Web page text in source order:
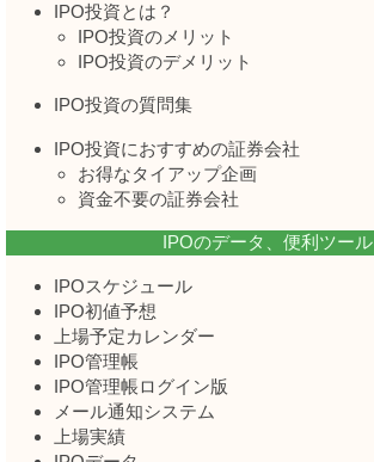
IPO投資とは？
IPO投資のメリット
IPO投資のデメリット
IPO投資の質問集
IPO投資におすすめの証券会社
お得なタイアップ企画
資金不要の証券会社
IPOのデータ、便利ツール
IPOスケジュール
IPO初値予想
上場予定カレンダー
IPO管理帳
IPO管理帳ログイン版
メール通知システム
上場実績